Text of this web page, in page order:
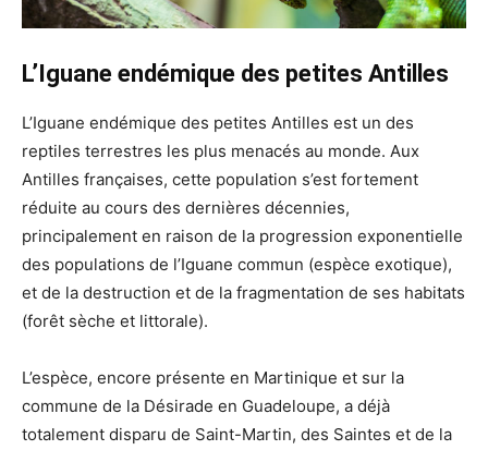
L’Iguane endémique des petites Antilles
L’Iguane endémique des petites Antilles est un des
reptiles terrestres les plus menacés au monde. Aux
Antilles françaises, cette population s’est fortement
réduite au cours des dernières décennies,
principalement en raison de la progression exponentielle
des populations de l’Iguane commun (espèce exotique),
et de la destruction et de la fragmentation de ses habitats
(forêt sèche et littorale).
L’espèce, encore présente en Martinique et sur la
commune de la Désirade en Guadeloupe, a déjà
totalement disparu de Saint-Martin, des Saintes et de la